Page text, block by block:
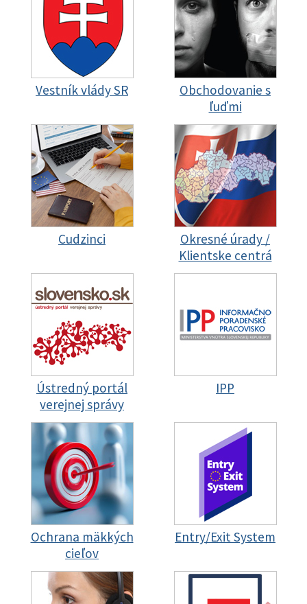
Vestník vlády SR
Obchodovanie s
ľuďmi
Cudzinci
Okresné úrady /
Klientske centrá
Ústredný portál
verejnej správy
IPP
Ochrana mäkkých
cieľov
Entry/Exit System